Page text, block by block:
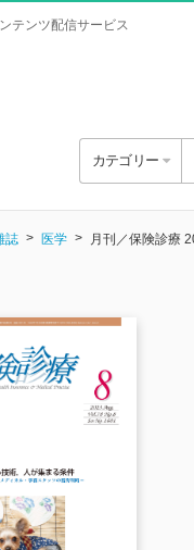
テンツ配信サービス
カテゴリー
誌 医学 月刊／保険診療